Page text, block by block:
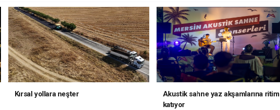
Kırsal yollara neşter
Akustik sahne yaz akşamlarına ritim
katıyor